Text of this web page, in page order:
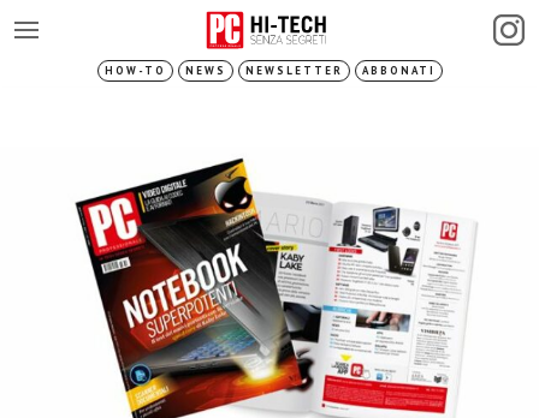
HOW-TO NEWS NEWSLETTER ABBONATI